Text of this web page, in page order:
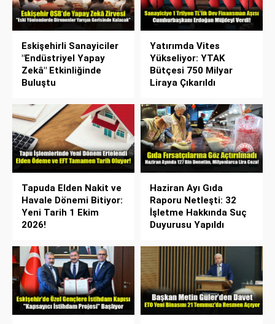
Eskişehirli Sanayiciler
"Endüstriyel Yapay
Zekâ" Etkinliğinde
Buluştu
Yatırımda Vites
Yükseliyor: YTAK
Bütçesi 750 Milyar
Liraya Çıkarıldı
Tapuda Elden Nakit ve
Havale Dönemi Bitiyor:
Yeni Tarih 1 Ekim
2026!
Haziran Ayı Gıda
Raporu Netleşti: 32
İşletme Hakkında Suç
Duyurusu Yapıldı